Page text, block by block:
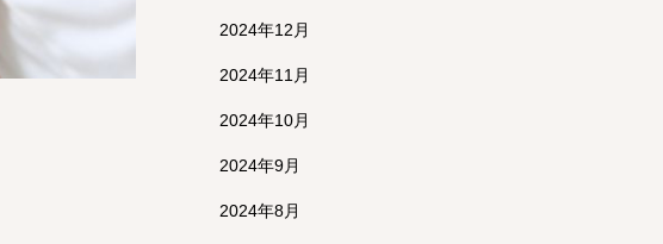
2024年12月
2024年11月
2024年10月
2024年9月
2024年8月